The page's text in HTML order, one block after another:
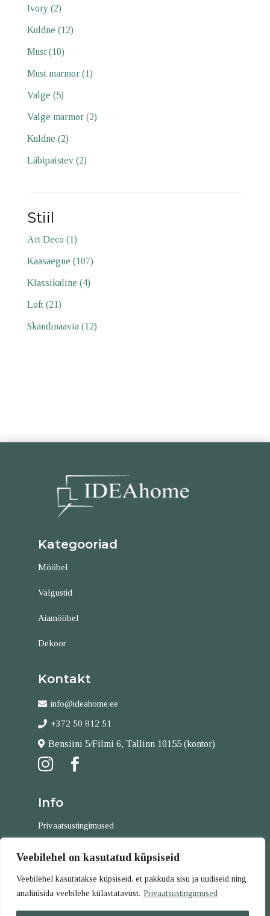
Veebilehel on kasutatud küpsiseid
Veebilehel kasutatakse küpsiseid, et pakkuda sisu ja uudiseid ning
analüüsida veebilehe külastatavust. Privaatsustingimused
Ivory (2)
Kuldne (12)
Must (10)
Must marmor (1)
Valge (5)
Valge marmor (2)
Kuldne (2)
Läbipaistev (2)
Stiil
Art Deco (1)
Kaasaegne (107)
Klassikaline (4)
Loft (21)
Skandinaavia (12)
Kategooriad
Mööbel
Valgustid
Aiamööbel
Dekoor
Kontakt
info@ideahome.ee
+372 50 812 51
Bensiini 5/Filmi 6, Tallinn 10155 (kontor)
 
Info
Privaatsustingimused
Tellimistingimused
Kontakt